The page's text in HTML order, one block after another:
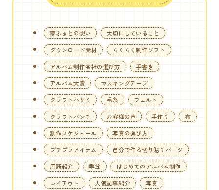
夢ふぉとの想い
大切にしていること
ダウンロード素材
らくらく制作ソフト
アルバム制作会社の選び方
手書き
アルバム大賞
マスキングテープ
クラフトハサミ
毛糸
フェルト
クラフトパンチ
お客様の声 手作り
布
制作スケジュール
写真の選び方
プチプラアイテム
自分で作る切り貼りパーツ
用語紹介
季節
はじめてのアルバム制作
レイアウト
人気記事紹介 写真